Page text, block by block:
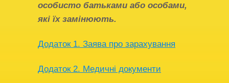
особисто батьками або особами,
які їх замінюють.
Додаток 1. Заява про зарахування
Додаток 2. Медичнi документи